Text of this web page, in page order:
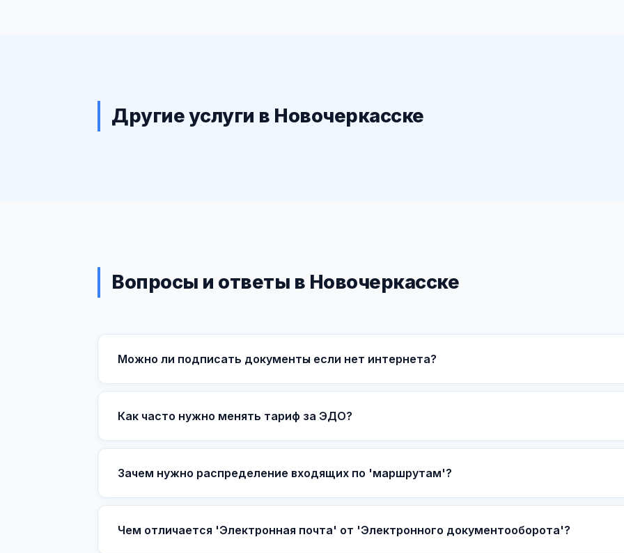
Другие услуги в Новочеркасске
Вопросы и ответы в Новочеркасске
Можно ли подписать документы если нет интернета?
Как часто нужно менять тариф за ЭДО?
Зачем нужно распределение входящих по 'маршрутам'?
Чем отличается 'Электронная почта' от 'Электронного документооборота'?